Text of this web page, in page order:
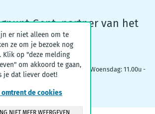
Gent, partner van het
1, 9000 Gent
| Dinsdag: 16.30u - 19.00u | Woensdag: 11.00u -
er niet alleen om te
ze om je bezoek nog
Klik op "deze melding
om akkoord te gaan,
je dat liever doet!
de cookies
NIET MEER WEERGEVEN